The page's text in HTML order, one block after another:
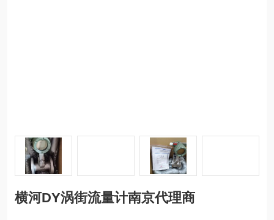
横河DY涡街流量计南京代理商